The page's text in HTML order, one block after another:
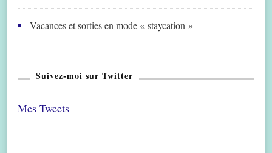
Vacances et sorties en mode « staycation »
Suivez-moi sur Twitter
Mes Tweets